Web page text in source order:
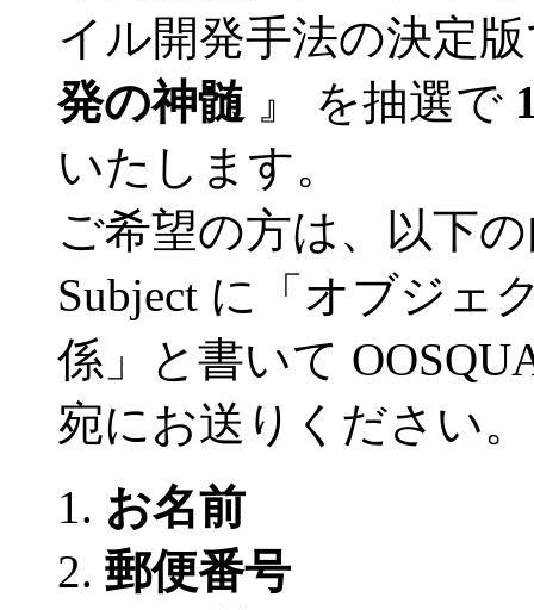
イル開発手法の決定
発の神髄 』 を抽選で
いたします。
ご希望の方は、以下
Subject に「オブジェ
係」と書いて
宛にお送りください。
お名前
郵便番号